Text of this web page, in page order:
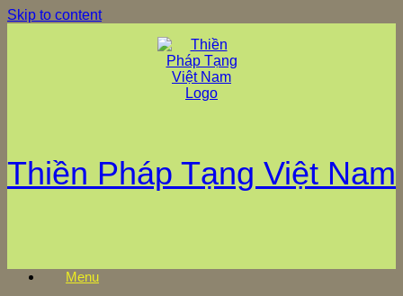
Skip to content
Thiền Pháp Tạng Việt Nam
Menu